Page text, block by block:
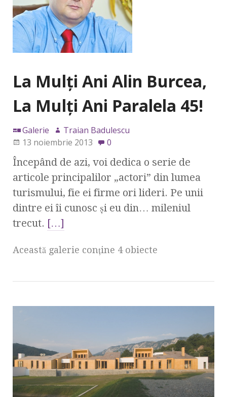
La Mulţi Ani Alin Burcea,
La Mulţi Ani Paralela 45!
Galerie
Traian Badulescu
13 noiembrie 2013
0
Începând de azi, voi dedica o serie de
articole principalilor „actori” din lumea
turismului, fie ei firme ori lideri. Pe unii
dintre ei îi cunosc şi eu din… mileniul
trecut. […]
Această galerie conţine 4 obiecte